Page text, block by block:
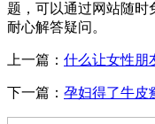
题，可以通过网站随时
耐心解答疑问。
上一篇： 什么让女性朋
下一篇： 孕妇得了牛皮